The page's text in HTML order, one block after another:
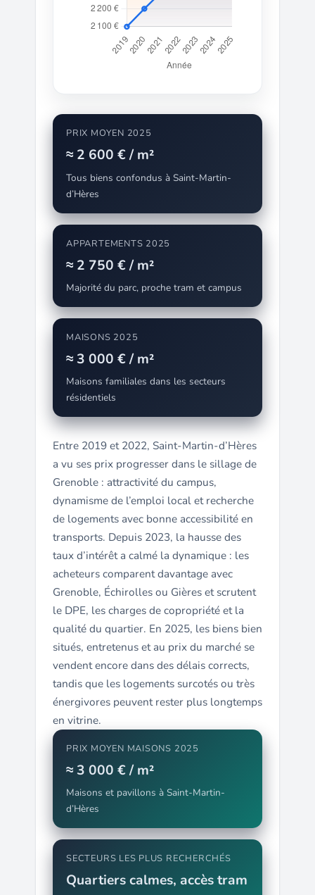
PRIX MOYEN 2025
≈ 2 600 € / m²
Tous biens confondus à Saint-Martin-
d’Hères
APPARTEMENTS 2025
≈ 2 750 € / m²
Majorité du parc, proche tram et campus
MAISONS 2025
≈ 3 000 € / m²
Maisons familiales dans les secteurs
résidentiels
Entre 2019 et 2022, Saint-Martin-d’Hères
a vu ses prix progresser dans le sillage de
Grenoble : attractivité du campus,
dynamisme de l’emploi local et recherche
de logements avec bonne accessibilité en
transports. Depuis 2023, la hausse des
taux d’intérêt a calmé la dynamique : les
acheteurs comparent davantage avec
Grenoble, Échirolles ou Gières et scrutent
le DPE, les charges de copropriété et la
qualité du quartier. En 2025, les biens bien
situés, entretenus et au prix du marché se
vendent encore dans des délais corrects,
tandis que les logements surcotés ou très
énergivores peuvent rester plus longtemps
en vitrine.
PRIX MOYEN MAISONS 2025
≈ 3 000 € / m²
Maisons et pavillons à Saint-Martin-
d’Hères
SECTEURS LES PLUS RECHERCHÉS
Quartiers calmes, accès tram